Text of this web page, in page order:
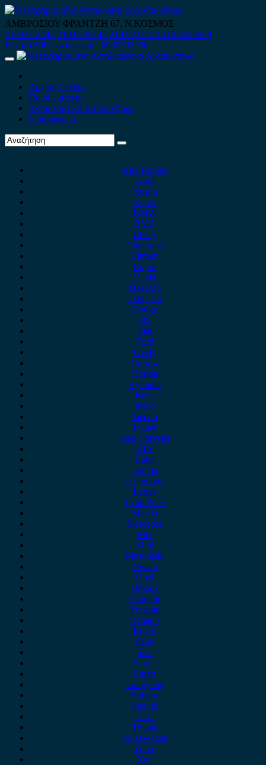
Skip
to
content
ΑΜΒΡΟΣΙΟΥ ΦΡΑΝΤΖΗ 67, Ν.ΚΟΣΜΟΣ
210 9012444 210 9239148 210 9238158 210 9026839
Κινητό-Viber-whatsapp : 6980507900
Primary
Αρχική Σελίδα
Ποιοί είμαστε
Ανταλλακτικά Αυτοκινήτων
Επικοινωνία
Alfa Romeo
Audi
Austin
Acura
BMW
BYD
Chery
Chevrolet
Citroen
Cupra
Dacia
Daewoo
Daihatsu
Dodge
DS
Fiat
Ford
Geely
Gonow
Honda
Hyundai
Isuzu
iveco
Jaecoo
Jaguar
Jeep Chrysler
KIA
Lada
Lancia
Leapmotor
Lexus
Lynk & co
Mazda
Mercedes
MG
Mini
Mitsubishi
Nissan
Opel
Omoda
Peugeot
Porsche
Renault
Rover
Saab
Seat
Skoda
Smart
ssangyong
Subaru
Suzuki
Tesla
Toyota
Volkswagen
Volvo
Xev